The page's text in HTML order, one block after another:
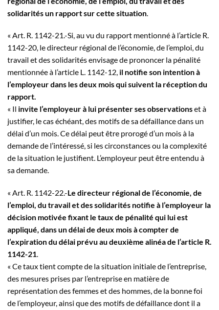
solidarités un rapport sur cette situation
« Art. R. 1142-21.-Si, au vu du rapport mentionné à l’article R.
1142-20, le directeur régional de l’économie, de l’emploi, du
travail et des solidarités envisage de prononcer la pénalité
mentionnée à l’article L. 1142-12, il notifie son intention à
l’employeur dans les deux mois qui suivent la réception du
rapport.
« Il invite l’employeur à lui présenter ses observationset à
justifier, le cas échéant, des motifs de sa défaillance dans un
délai d’un mois. Ce délai peut être prorogé d’un mois à la
demande de l’intéressé, si les circonstances ou la complexité
de la situation le justifient. L’employeur peut être entendu à
sa demande.
« Art. R. 1142-22.-Le directeur régional de l’économie, de
l’emploi, du travail et des solidarités notifie à l’employeur la
décision motivée fixant le taux de pénalité qui lui est
appliqué, dans un délai de deux mois à compter de
l’expiration du délai prévu au deuxième alinéa de l’article R.
1142-21.
« Ce taux tient compte de la situation initiale de l’entreprise,
des mesures prises par l’entreprise en matière de
représentation des femmes et des hommes, de la bonne foi
de l’employeur, ainsi que des motifs de défaillance dont il a